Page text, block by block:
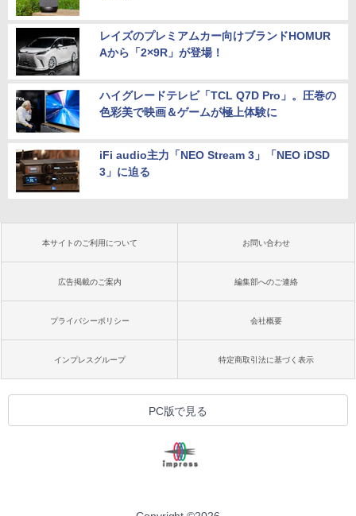
レイズのプレミアムカー向けブランドHOMUR
Aから「2×9R」が登場！
ハイグレードテレビ「TCL Q7D Pro」。圧巻の
色彩美で映画＆ゲームが極上体験に
iFi audio主力「NEO Stream 3」「NEO iDSD
3」に迫る
本サイトのご利用について お問い合わせ
広告掲載のご案内 編集部へのご連絡
プライバシーポリシー 会社概要
インプレスグループ 特定商取引法に基づく表示
PC版で見る